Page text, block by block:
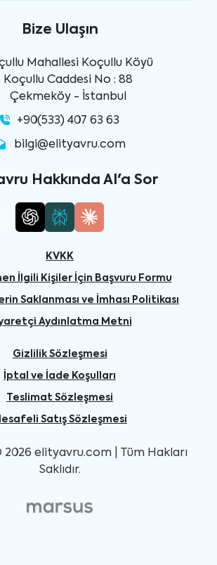
Bize Ulaşın
Mahallesi Koçullu Köyü
Koçullu Caddesi No : 88
Çekmeköy - İstanbul
+90(533) 407 63 63
bilgi@elityavru.com
Hakkında AI'a Sor
KVKK
İlgili Kişiler İçin Başvuru Formu
Saklanması ve İmhası Politikası
Aydınlatma Metni
Gizlilik Sözleşmesi
İptal ve İade Koşulları
Teslimat Sözleşmesi
Satış Sözleşmesi
elityavru.com | Tüm Hakları
Saklıdır.